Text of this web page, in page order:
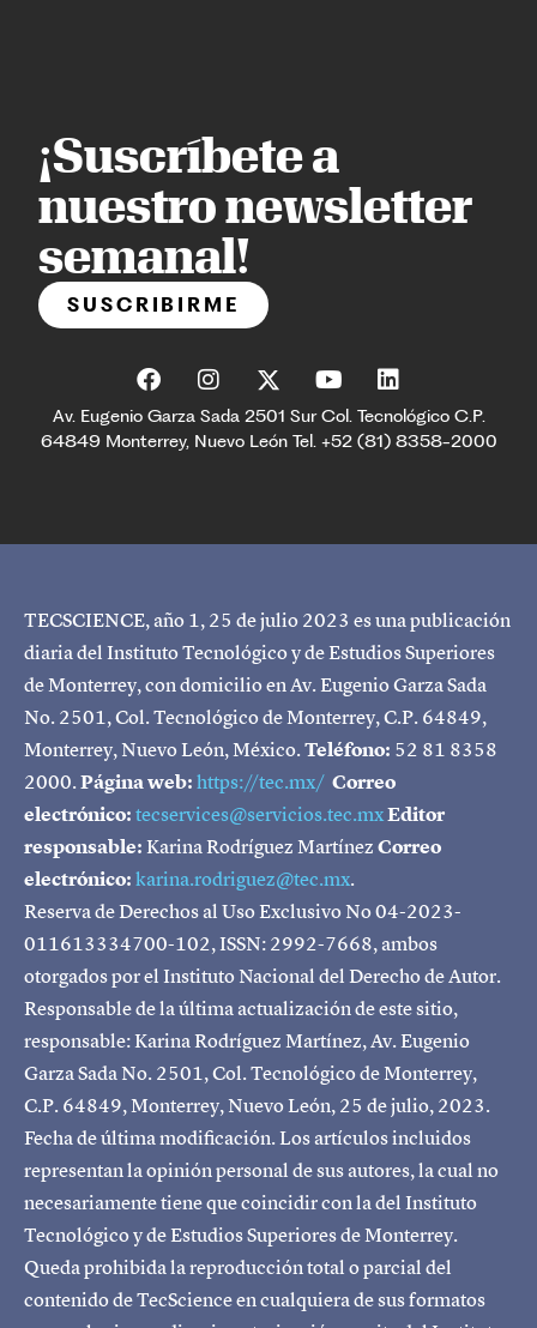
¡Suscríbete a
nuestro newsletter
semanal!
SUSCRIBIRME
Av. Eugenio Garza Sada 2501 Sur Col. Tecnológico C.P.
64849 Monterrey, Nuevo León Tel. +52 (81) 8358-2000
TECSCIENCE, año 1, 25 de julio 2023 es una publicación
diaria del Instituto Tecnológico y de Estudios Superiores
de Monterrey, con domicilio en Av. Eugenio Garza Sada
No. 2501, Col. Tecnológico de Monterrey, C.P. 64849,
Monterrey, Nuevo León, México.Teléfono: 52 81 8358
2000.Página web:https://tec.mx/ Correo
electrónico:tecservices@servicios.tec.mxEditor
responsable:Karina Rodríguez MartínezCorreo
electrónico:karina.rodriguez@tec.mx.
Reserva de Derechos al Uso Exclusivo No 04-2023-
011613334700-102, ISSN: 2992-7668, ambos
otorgados por el Instituto Nacional del Derecho de Autor.
Responsable de la última actualización de este sitio,
responsable: Karina Rodríguez Martínez, Av. Eugenio
Garza Sada No. 2501, Col. Tecnológico de Monterrey,
C.P. 64849, Monterrey, Nuevo León, 25 de julio, 2023.
Fecha de última modificación. Los artículos incluidos
representan la opinión personal de sus autores, la cual no
necesariamente tiene que coincidir con la del Instituto
Tecnológico y de Estudios Superiores de Monterrey.
Queda prohibida la reproducción total o parcial del
contenido de TecScience en cualquiera de sus formatos